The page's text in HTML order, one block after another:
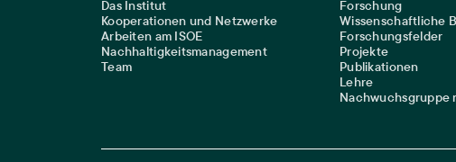
Das Institut
Kooperationen und Netzwerke
Arbeiten am ISOE
Nachhaltigkeitsmanagement
Team
Forschung
Wissenschaftliche
Forschungsfelder
Projekte
Publikationen
Lehre
Nachwuchsgruppe